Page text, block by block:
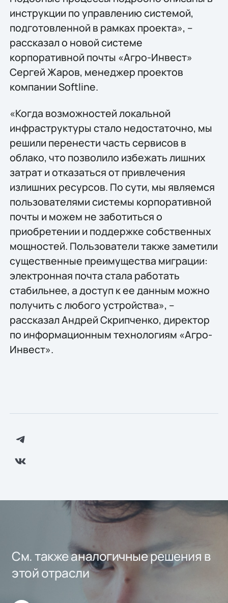
инструкции по управлению системой,
подготовленной в рамках проекта», –
рассказал о новой системе
корпоративной почты «Агро-Инвест»
Сергей Жаров, менеджер проектов
компании Softline.
«Когда возможностей локальной
инфраструктуры стало недостаточно, мы
решили перенести часть сервисов в
облако, что позволило избежать лишних
затрат и отказаться от привлечения
излишних ресурсов. По сути, мы являемся
пользователями системы корпоративной
почты и можем не заботиться о
приобретении и поддержке собственных
мощностей. Пользователи также заметили
существенные преимущества миграции:
электронная почта стала работать
стабильнее, а доступ к ее данным можно
получить с любого устройства», –
рассказал Андрей Скрипченко, директор
по информационным технологиям «Агро-
Инвест».
См. также аналогичные решения в
этой отрасли